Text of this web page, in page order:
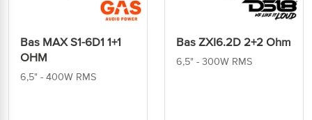
Bas MAX S1-6D1 1+1
OHM
6,5" - 400W RMS
Bas ZXI6.2D 2+2 Ohm
6,5" - 300W RMS